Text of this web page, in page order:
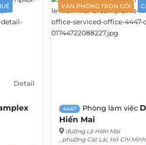
Detail
VĂN PHÒNG TRỌN GÓI
4447 Phòng làm việc
Hiến Mai
đường Lê Hiến Mai
, phường Cát Lái, Hồ Chí Minh